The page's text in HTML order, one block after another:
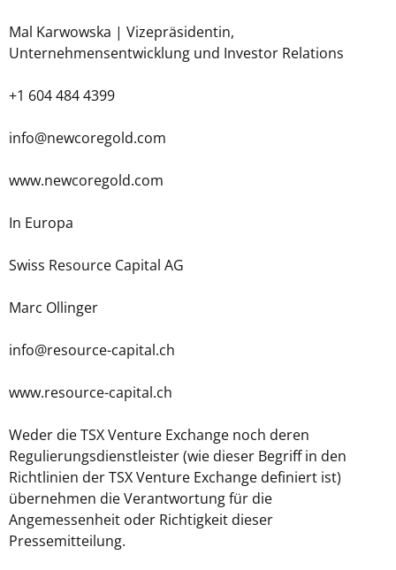
Mal Karwowska | Vizepräsidentin,
Unternehmensentwicklung und Investor Relations
+1 604 484 4399
info@newcoregold.com
www.newcoregold.com
In Europa
Swiss Resource Capital AG
Marc Ollinger
info@resource-capital.ch
www.resource-capital.ch
Weder die TSX Venture Exchange noch deren
Regulierungsdienstleister (wie dieser Begriff in den
Richtlinien der TSX Venture Exchange definiert ist)
übernehmen die Verantwortung für die
Angemessenheit oder Richtigkeit dieser
Pressemitteilung.